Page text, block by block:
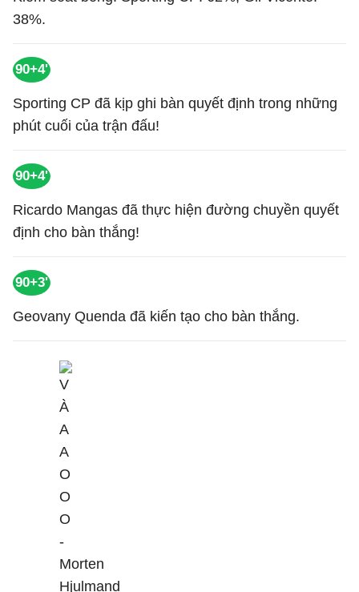
38%.
90+4'
Sporting CP đã kịp ghi bàn quyết định trong những
phút cuối của trận đấu!
90+4'
Ricardo Mangas đã thực hiện đường chuyền quyết
định cho bàn thắng!
90+3'
Geovany Quenda đã kiến tạo cho bàn thắng.